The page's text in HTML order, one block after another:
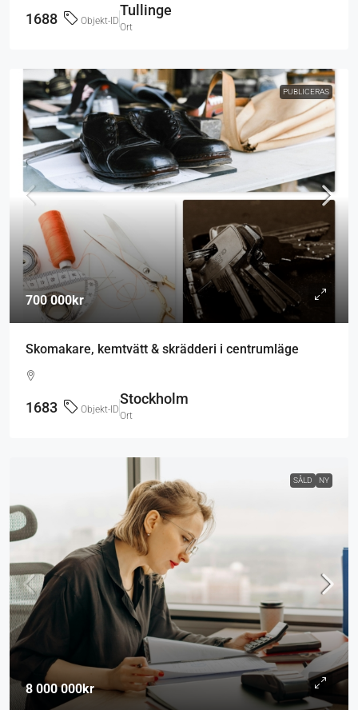
1688 Objekt-ID
Tullinge
Ort
PUBLICERAS
700 000kr
Skomakare, kemtvätt & skrädderi i centrumläge
1683 Objekt-ID
Stockholm
Ort
SÅLD NY
8 000 000kr